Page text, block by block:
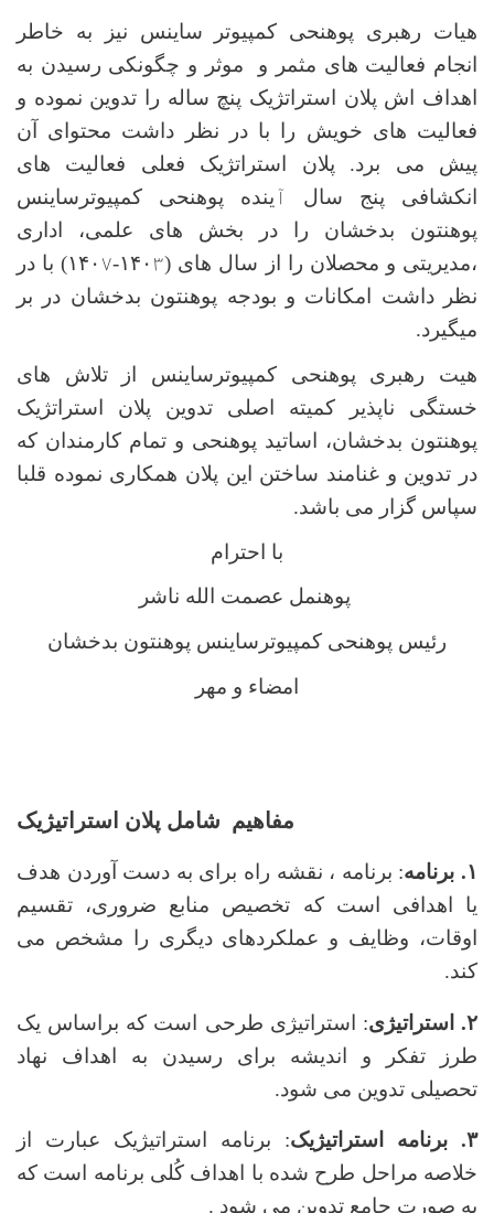
هیات رهبری پوهنحی کمپیوتر ساینس نیز به خاطر
انجام فعالیت های مثمر و موثر و چگونکی رسیدن به
اهداف اش پلان استراتژیک پنچ ساله را تدوین نموده و
فعالیت های خویش را با در نظر داشت محتوای آن
پیش می برد. پلان استراتژیک فعلی فعالیت های
انکشافی پنج سال
آینده پوهنحی کمپیوترساینس
پوهنتون بدخشان را در بخش های علمی،‌ اداری
،‌مدیریتی و محصلان را از سال های (۱۴۰۳ -۱۴۰۷
) با در
نظر داشت امکانات و بودجه پوهنتون بدخشان در بر
میگیرد.
هیت رهبری پوهنحی کمپیوترساینس از تلاش های
خستگی ناپذیر کمیته اصلی تدوین پلان استراتژیک
پوهنتون بدخشان، اساتید پوهنحی و تمام کارمندان که
در تدوین و غنامند ساختن این پلان همکاری نموده قلبا
سپاس گزار می باشد.
با احترام
پوهنمل عصمت الله ناشر
رئیس پوهنحی کمپیوترساینس پوهنتون بدخشان
امضاء و مهر
مفاهیم شامل پلان استراتيژیک
۱. برنامه
: برنامه ، نقشه راه برای به دست آوردن هدف
یا اهدافی است که تخصیص منابع ضروری، تقسیم
اوقات، وظایف و عملکردهای دیگری را مشخص می
کند.
۲. استراتیژی
: استراتیژی طرحی است که براساس یک
طرز تفکر و اندیشه برای رسیدن به اهداف نهاد
تحصیلی تدوین می شود.
۳. برنامه استراتیژیک
: برنامه استراتیژیک عبارت از
خلاصه مراحل طرح شده با اهداف کُلی برنامه است که
به صورت جامع تدوین می شود .